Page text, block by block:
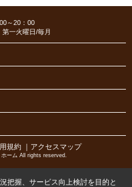
～20：00
一火曜日/毎月
規約 ｜アクセスマップ
ーム All rights reserved.
把握、サービス向上検討を目的と